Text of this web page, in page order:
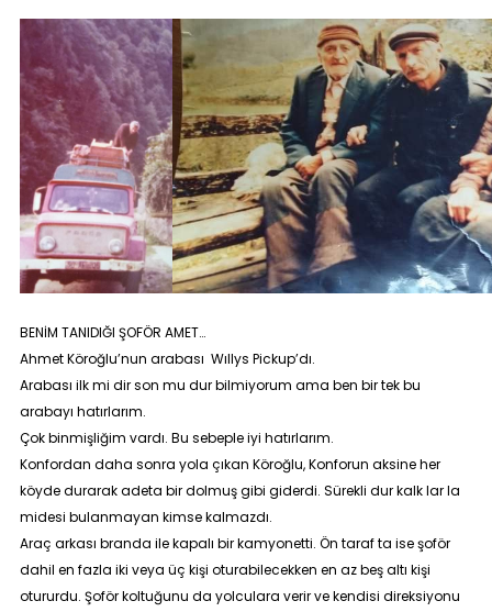
BENİM TANIDIĞI ŞOFÖR AMET…
Ahmet Köroğlu’nun arabası Wıllys Pickup’dı.
Arabası ilk mi dir son mu dur bilmiyorum ama ben bir tek bu
arabayı hatırlarım.
Çok binmişliğim vardı. Bu sebeple iyi hatırlarım.
Konfordan daha sonra yola çıkan Köroğlu, Konforun aksine her
köyde durarak adeta bir dolmuş gibi giderdi. Sürekli dur kalk lar la
midesi bulanmayan kimse kalmazdı.
Araç arkası branda ile kapalı bir kamyonetti. Ön taraf ta ise şoför
dahil en fazla iki veya üç kişi oturabilecekken en az beş altı kişi
otururdu. Şoför koltuğunu da yolculara verir ve kendisi direksiyonu